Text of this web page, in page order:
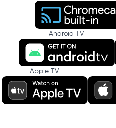
Android TV
Apple TV